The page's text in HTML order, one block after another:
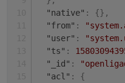
"native" : {} ,
"from" :
"user" :
"ts" :
"_id" :
"acl" :
{